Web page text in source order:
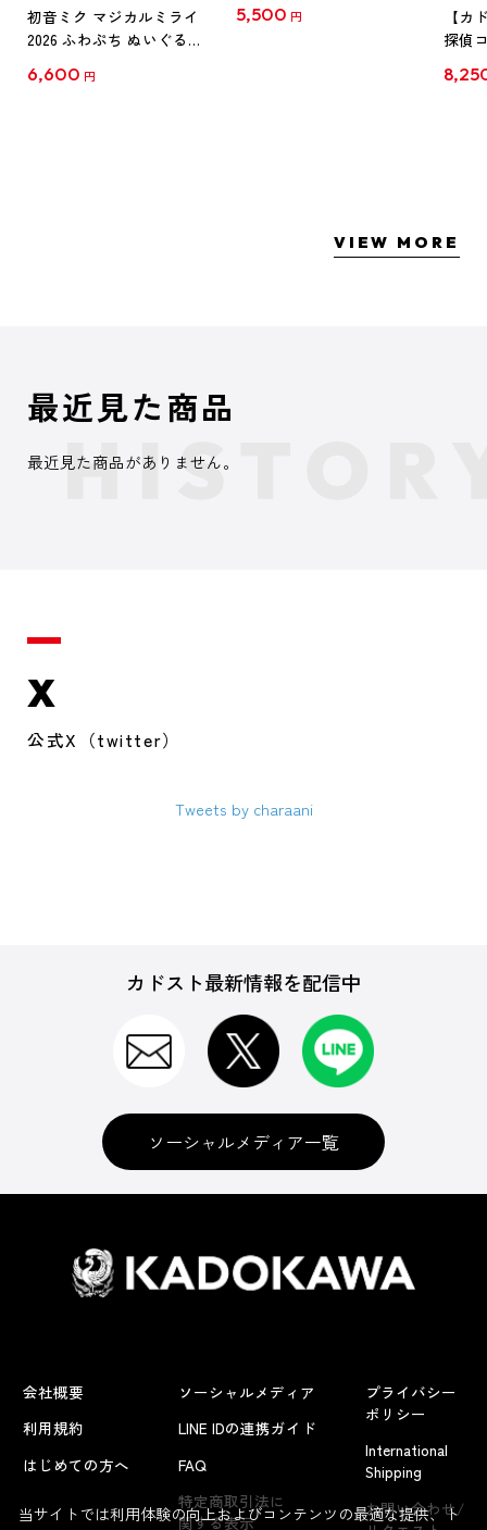
初音ミク マジカルミライ
2026 ふわぷち ぬいぐるみ
6,600 円
5,500 円
【カ
探偵
クリ
VIEW MORE
最近見た商品
最近見た商品がありません。
X
公式X（twitter）
Tweets by charaani
カドスト最新情報を配信中
ソーシャルメディア一覧
会社概要
利用規約
はじめての方へ
ソーシャルメディア
LINE IDの連携ガイド
FAQ
特定商取引法に
関する表示
プライバシー
ポリシー
International
Shipping
お問い合わせ/
当サイトでは利用体験の向上およびコンテンツの最適な提供、ト